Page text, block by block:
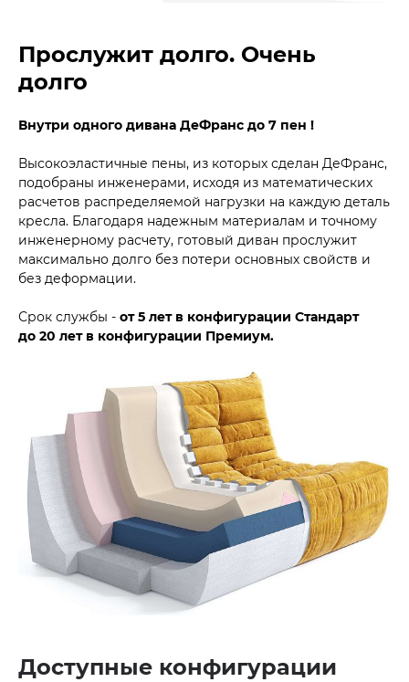
Прослужит долго. Очень
долго
Внутри одного дивана ДеФранс до 7 пен !
Высокоэластичные пены, из которых сделан ДеФранс,
подобраны инженерами, исходя из математических
расчетов распределяемой нагрузки на каждую деталь
кресла. Благодаря надежным материалам и точному
инженерному расчету, готовый диван прослужит
максимально долго без потери основных свойств и
без деформации.
Срок службы - от 5 лет в конфигурации Стандарт
до 20 лет в конфигурации Премиум.
Доступные конфигурации